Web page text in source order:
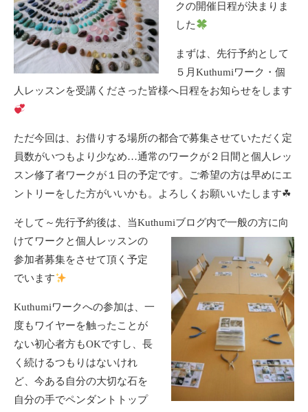
クの開催日程が決まりま
した
まずは、先行予約として
５月Kuthumiワーク・個
人レッスンを受講くださった皆様へ日程をお知らせをします
ただ今回は、お借りする場所の都合で募集させていただく定
員数がいつもより少なめ…通常のワークが２日間と個人レッ
スン修了者ワークが１日の予定です。ご希望の方は早めにエ
ントリーをした方がいいかも。よろしくお願いいたします☘
そして～先行予約後は、当Kuthumiブログ内で一般の方に向
けてワークと個人レッスンの
参加者募集をさせて頂く予定
でいます
Kuthumiワークへの参加は、一
度もワイヤーを触ったことが
ない初心者方もOKですし、長
く続けるつもりはないけれ
ど、今ある自分の大切な石を
自分の手でペンダントトップ